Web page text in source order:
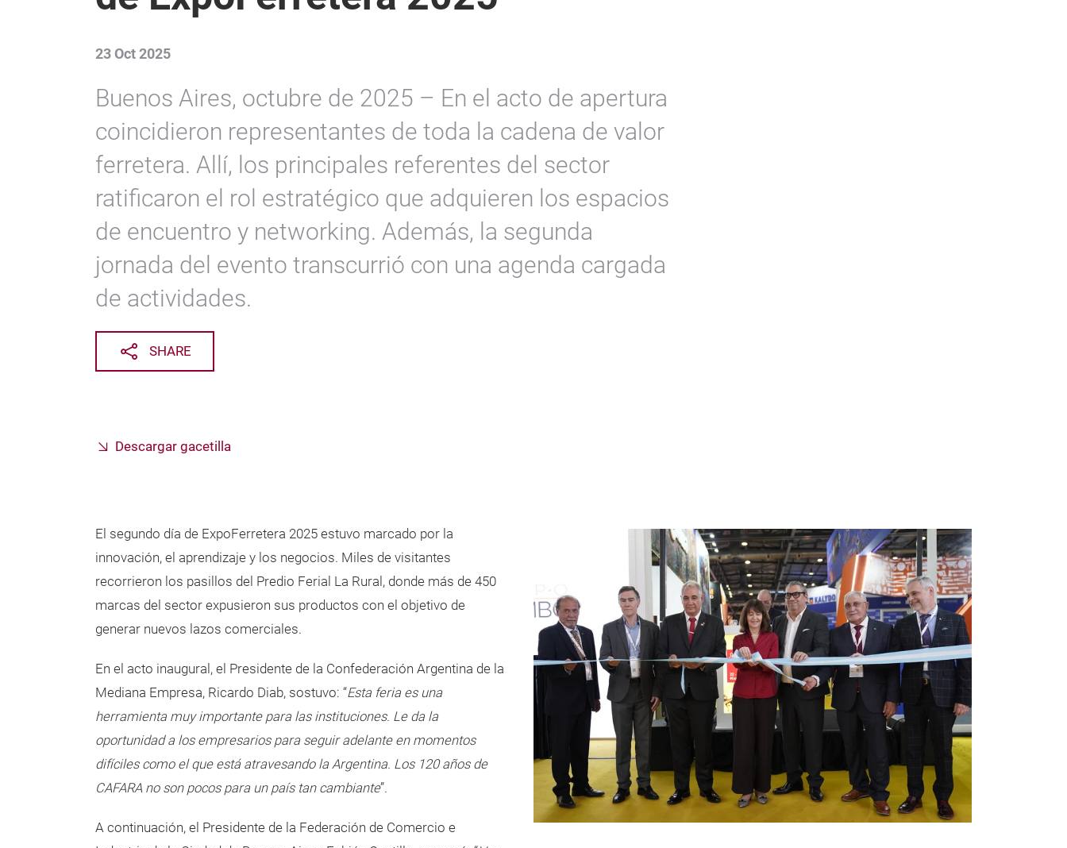
23 Oct 2025
Buenos Aires, octubre de 2025 – En el acto de apertura
coincidieron representantes de toda la cadena de valor
ferretera. Allí, los principales referentes del sector
ratificaron el rol estratégico que adquieren los espacios
de encuentro y networking. Además, la segunda
jornada del evento transcurrió con una agenda cargada
de actividades.
SHARE
Descargar gacetilla
El segundo día de ExpoFerretera 2025 estuvo marcado por la
innovación, el aprendizaje y los negocios. Miles de visitantes
recorrieron los pasillos del Predio Ferial La Rural, donde más de 450
marcas del sector expusieron sus productos con el objetivo de
generar nuevos lazos comerciales.
En el acto inaugural, el Presidente de la Confederación Argentina de la
Mediana Empresa, Ricardo Diab, sostuvo: “Esta feria es una
herramienta muy importante para las instituciones. Le da la
oportunidad a los empresarios para seguir adelante en momentos
difíciles como el que está atravesando la Argentina. Los 120 años de
CAFARA no son pocos para un país tan cambiante”.
A continuación, el Presidente de la Federación de Comercio e